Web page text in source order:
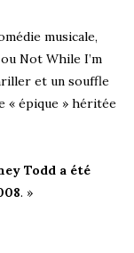
musicale,
Not While I’m
et un souffle
« épique » héritée
Todd a été
. »